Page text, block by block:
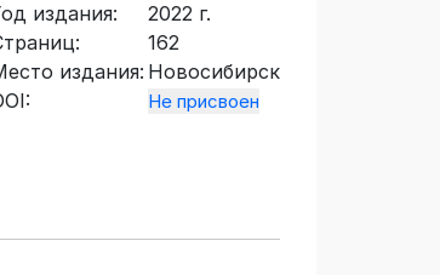
издания:
2022 г.
162
издания: Новосибирск
Не присвоен